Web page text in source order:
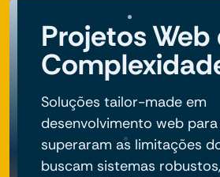
Projetos
Soluções tailor-made em
desenvolvimento web
superaram as limitações
buscam sistemas